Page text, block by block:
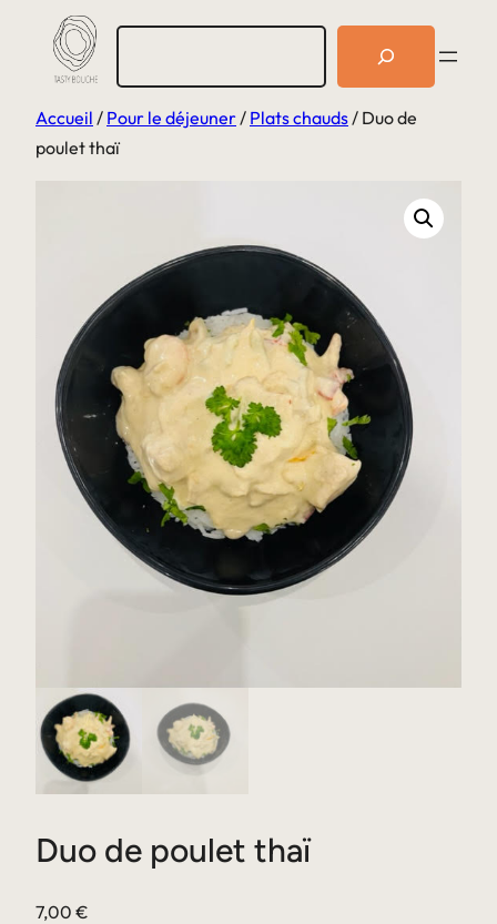
contenu
R
e
r
Accueil / Pour le déjeuner/ Plats chauds/ Duo de
poulet thaï
Duo de poulet thaï
7,00 €